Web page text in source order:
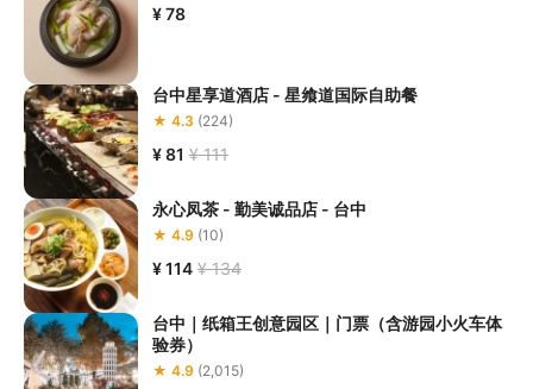
¥ 78
台中星享道酒店 - 星飨道国际自助餐
★ 4.3 (224)
¥ 81 ¥ 111
永心凤茶 - 勤美诚品店 - 台中
★ 4.9 (10)
¥ 114 ¥ 134
台中｜纸箱王创意园区｜门票（含游园小火车体
验券）
★ 4.9 (2,015)